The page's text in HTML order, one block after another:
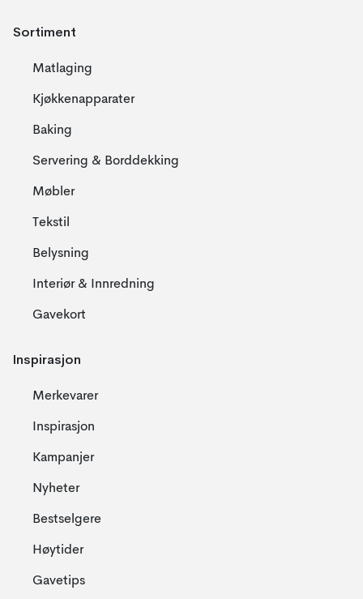
Sortiment
Matlaging
Kjøkkenapparater
Baking
Servering & Borddekking
Møbler
Tekstil
Belysning
Interiør & Innredning
Gavekort
Inspirasjon
Merkevarer
Inspirasjon
Kampanjer
Nyheter
Bestselgere
Høytider
Gavetips